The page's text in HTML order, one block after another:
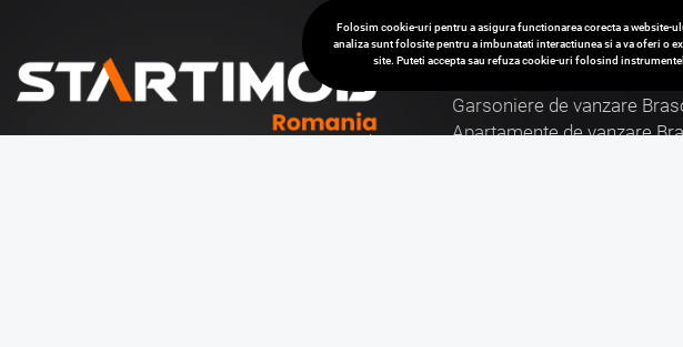
Vanzari Brasov
Garsoniere de vanzare
Apartamente de vanzare
Folosim cookie-uri pentru a asigura functionarea corecta a website-
analiza sunt folosite pentru a imbunatati interactiunea si a va oferi o
site. Puteti accepta sau refuza cookie-uri folosind